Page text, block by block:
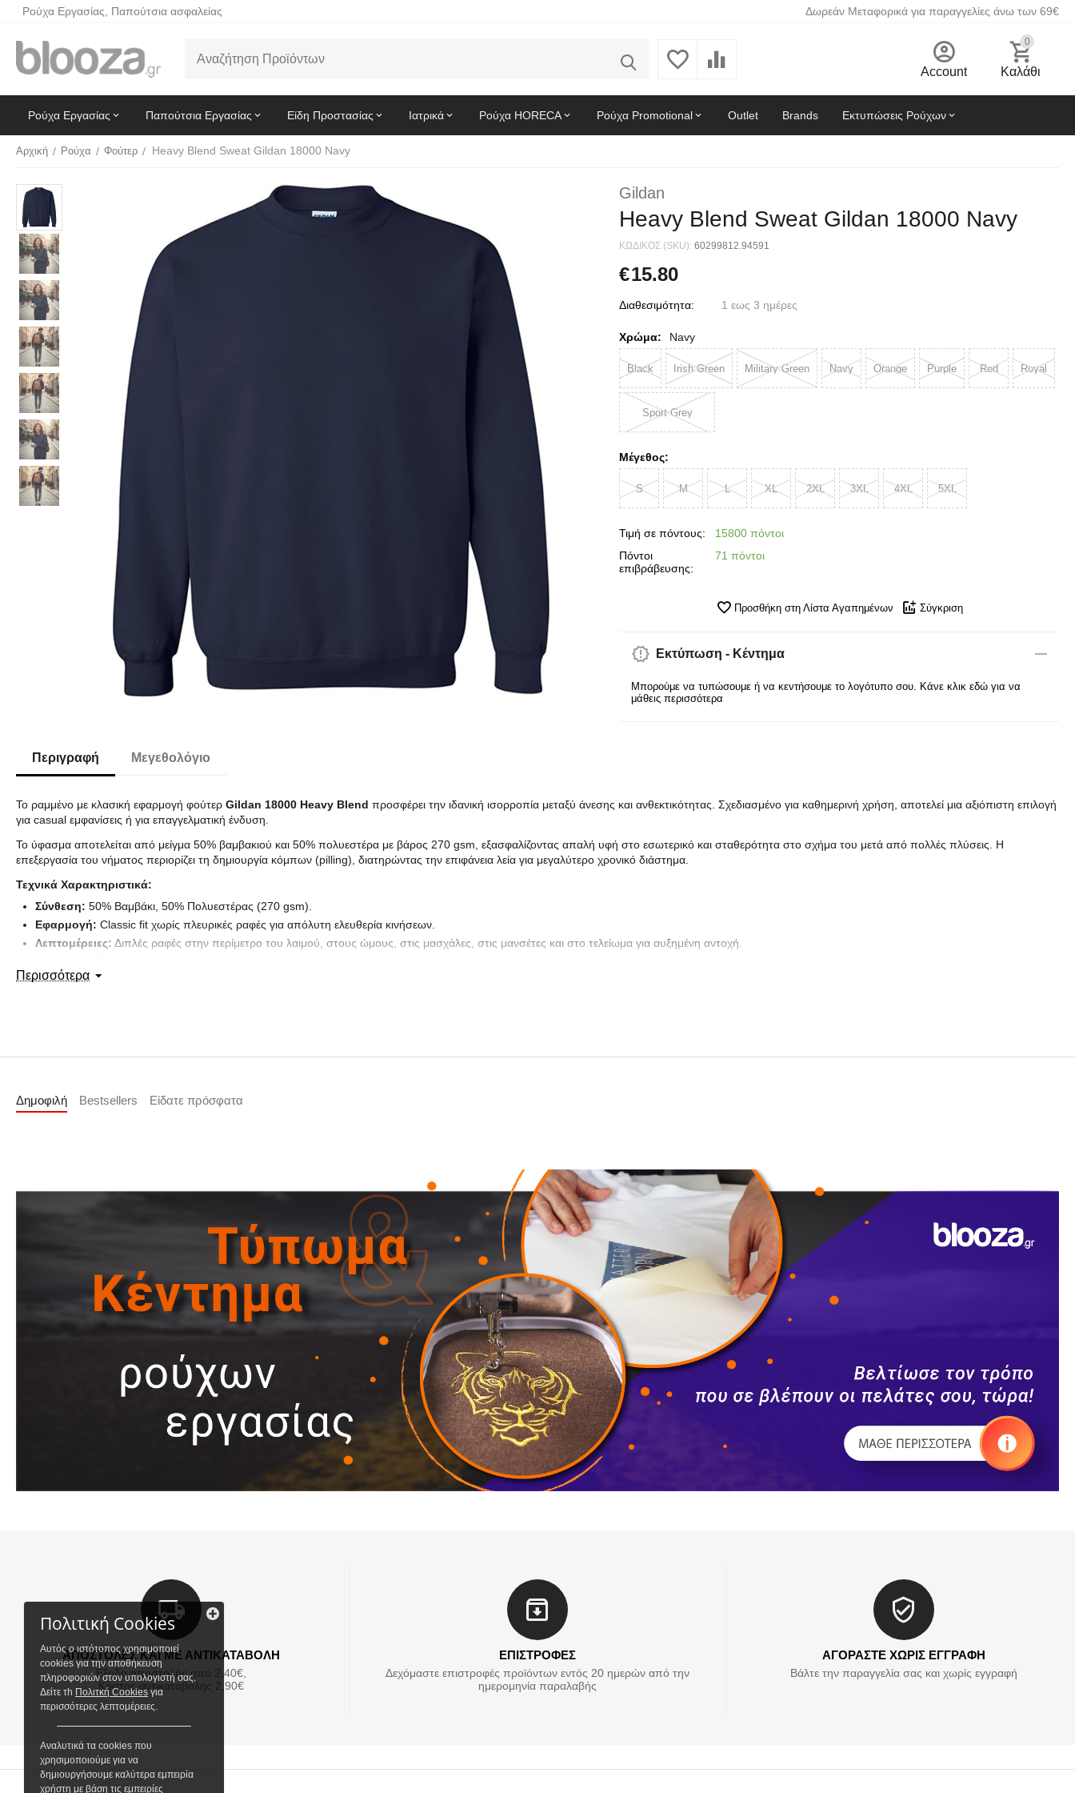
Ρούχα Εργασίας, Παπούτσια ασφαλείας Δωρεάν Μεταφορικά για παραγγελίες άνω των 69€
Account
0
Καλάθι
Ρούχα Εργασίας Παπούτσια Εργασίας Είδη Προστασίας Ιατρικά Ρούχα HORECA Ρούχα Promotional Outlet Brands Εκτυπώσεις Ρούχων
Αρχική / Ρούχα / Φούτερ / Heavy Blend Sweat Gildan 18000 Navy
Gildan
Heavy Blend Sweat Gildan 18000 Navy
ΚΩΔΙΚΟΣ (SKU): 60299812.94591
€15.80
Διαθεσιμότητα: 1 εως 3 ημέρες
Χρώμα: Navy
Black Irish Green Military Green Navy Orange Purple Red Royal
Sport Grey
Μέγεθος:
S M L XL 2XL 3XL 4XL 5XL
Τιμή σε πόντους:
15800 πόντοι
Πόντοι
επιβράβευσης:
71 πόντοι
Προσθήκη στη Λίστα Αγαπημένων Σύγκριση
Εκτύπωση - Κέντημα
Μπορούμε να τυπώσουμε ή να κεντήσουμε το λογότυπο σου. Κάνε κλικ εδώ για να
μάθεις περισσότερα
Περιγραφή Μεγεθολόγιο
Το ραμμένο με κλασική εφαρμογή φούτερ Gildan 18000 Heavy Blend προσφέρει την ιδανική ισορροπία μεταξύ άνεσης και ανθεκτικότητας. Σχεδιασμένο για καθημερινή χρήση, αποτελεί μια αξιόπιστη επιλογή
για casual εμφανίσεις ή για επαγγελματική ένδυση.
Το ύφασμα αποτελείται από μείγμα 50% βαμβακιού και 50% πολυεστέρα με βάρος 270 gsm, εξασφαλίζοντας απαλή υφή στο εσωτερικό και σταθερότητα στο σχήμα του μετά από πολλές πλύσεις. Η
επεξεργασία του νήματος περιορίζει τη δημιουργία κόμπων (pilling), διατηρώντας την επιφάνεια λεία για μεγαλύτερο χρονικό διάστημα.
Τεχνικά Χαρακτηριστικά:
Σύνθεση: 50% Βαμβάκι, 50% Πολυεστέρας (270 gsm).
Εφαρμογή: Classic fit χωρίς πλευρικές ραφές για απόλυτη ελευθερία κινήσεων.
Λεπτομέρειες: Διπλές ραφές στην περίμετρο του λαιμού, στους ώμους, στις μασχάλες, στις μανσέτες και στο τελείωμα για αυξημένη αντοχή.
Άνεση:Ύφασμα με απαλή χνουδωτή επένδυση εσωτερικά που προσφέρει ζεστασιά και ευχάριστη αίσθηση στο δέρμα.
Περισσότερα
Δημοφιλή Bestsellers Είδατε πρόσφατα
ΑΠΟΣΤΟΛΕΣ ΚΑΙ ΜΕ ΑΝΤΙΚΑΤΑΒΟΛΗ
Εξοδα αποστολής από 2,40€,
Κόστος αντικαταβολής 2,90€
ΕΠΙΣΤΡΟΦΕΣ
Δεχόμαστε επιστροφές προϊόντων εντός 20 ημερών από την
ημερομηνία παραλαβής
ΑΓΟΡΑΣΤΕ ΧΩΡΙΣ ΕΓΓΡΑΦΗ
Βάλτε την παραγγελία σας και χωρίς εγγραφή
Πολιτική Cookies
Αυτός ο ιστότοπος χρησιμοποιεί
cookies για την αποθήκευση
πληροφοριών στον υπολογιστή σας.
Δείτε τh Πολιτκή Cookiesγια
περισσότερες λεπτομέρειες.
Αναλυτικά τα cookies που
χρησιμοποιούμε για να
δημιουργήσουμε καλύτερα εμπειρία
χρήστη με βάση τις εμπειρίες